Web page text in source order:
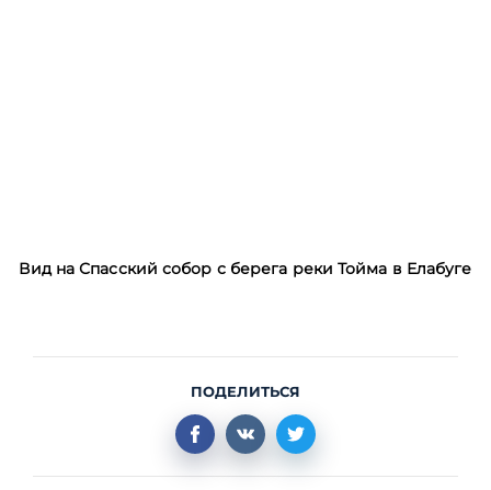
Вид на Спасский собор с берега реки Тойма в Елабуге
ПОДЕЛИТЬСЯ